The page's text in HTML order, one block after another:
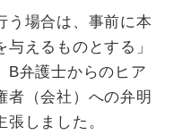
う場合は、事前に本
えるものとする」
B弁護士からのヒア
者（会社）への弁明
しました。